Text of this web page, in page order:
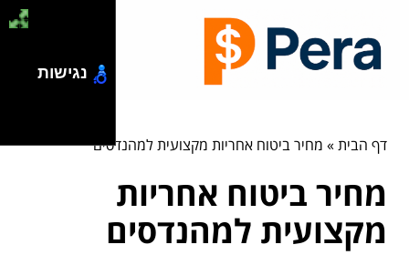
דף הבית» מחיר ביטוח אחריות מקצועית למהנדסים
מחיר ביטוח אחריות
מקצועית למהנדסים
נגישות